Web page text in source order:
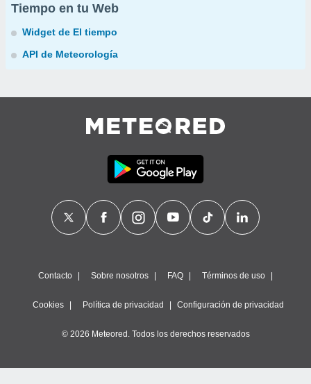
Tiempo en tu Web
Widget de El tiempo
API de Meteorología
Contacto Sobre nosotros FAQ Términos de uso
Cookies Política de privacidad Configuración de privacidad
© 2026 Meteored. Todos los derechos reservados